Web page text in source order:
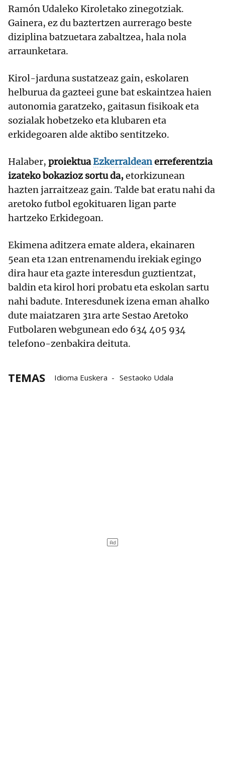
Ramón Udaleko Kiroletako zinegotziak.
Gainera, ez du baztertzen aurrerago beste
diziplina batzuetara zabaltzea, hala nola
arraunketara.
Kirol-jarduna sustatzeaz gain, eskolaren
helburua da gazteei gune bat eskaintzea haien
autonomia garatzeko, gaitasun fisikoak eta
sozialak hobetzeko eta klubaren eta
erkidegoaren alde aktibo sentitzeko.
Halaber, proiektuaEzkerraldeanerreferentzia
izateko bokazioz sortu da,etorkizunean
hazten jarraitzeaz gain. Talde bat eratu nahi da
aretoko futbol egokituaren ligan parte
hartzeko Erkidegoan.
Ekimena aditzera emate aldera, ekainaren
5ean eta 12an entrenamendu irekiak egingo
dira haur eta gazte interesdun guztientzat,
baldin eta kirol hori probatu eta eskolan sartu
nahi badute. Interesdunek izena eman ahalko
dute maiatzaren 31ra arte Sestao Aretoko
Futbolaren webgunean edo 634 405 934
telefono-zenbakira deituta.
TEMAS Idioma Euskera Sestaoko Udala